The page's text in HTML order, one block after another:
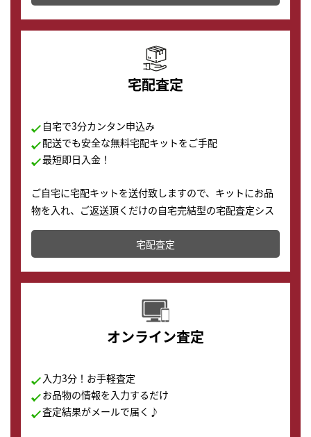
の購入もできます♪
宅配査定
自宅で3分カンタン申込み
配送でも安全な無料宅配キットをご手配
最短即日入金！
ご自宅に宅配キットを送付致しますので、キットにお品
物を入れ、ご返送頂くだけの自宅完結型の宅配査定シス
テムです。
配送でも簡単&安全に査定・買取に出すことが可能で
す。
宅配査定
オンライン査定
入力3分！お手軽査定
お品物の情報を入力するだけ
査定結果がメールで届く♪